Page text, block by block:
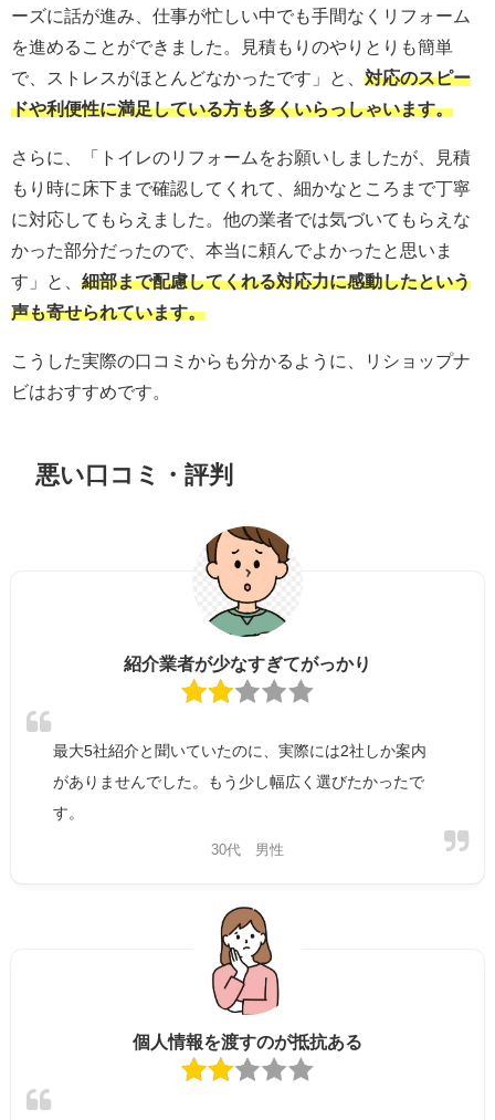
ーズに話が進み、仕事が忙しい中でも手間なくリフォーム
を進めることができました。見積もりのやりとりも簡単
で、ストレスがほとんどなかったです」と、 対応のスピー
ドや利便性に満足している方も多くいらっしゃいます。
さらに、「トイレのリフォームをお願いしましたが、見積
もり時に床下まで確認してくれて、細かなところまで丁寧
に対応してもらえました。他の業者では気づいてもらえな
かった部分だったので、本当に頼んでよかったと思いま
す」と、 細部まで配慮してくれる対応力に感動したという
声も寄せられています。
こうした実際の口コミからも分かるように、リショップナ
ビはおすすめです。
悪い口コミ・評判
紹介業者が少なすぎてがっかり
最大5社紹介と聞いていたのに、実際には2社しか案内
がありませんでした。もう少し幅広く選びたかったで
す。
30代 男性
個人情報を渡すのが抵抗ある